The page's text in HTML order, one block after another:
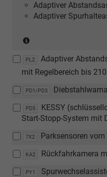
Adaptiver
Adaptiver
Verbindung
mit
MPI
kW)
PL2
Adaptiver
mit Regelbereich bis
PD1/PD3
PD5
KESSY
Start-Stopp-System mit
7X2 Parksensoren vorn
KA2 Rückfahrkamera
PY1